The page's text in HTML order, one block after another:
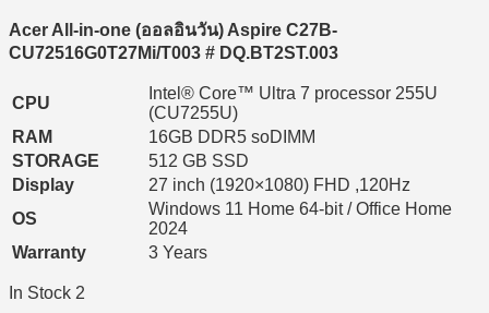
Acer All-in-one (ออลอินวัน) Aspire C27B-
CU72516G0T27Mi/T003 # DQ.BT2ST.003
CPU
Intel® Core™ Ultra 7 processor 255U
(CU7255U)
RAM
16GB DDR5 soDIMM
STORAGE
512 GB SSD
Display
27 inch (1920×1080) FHD ,120Hz
OS
Windows 11 Home 64-bit / Office Home
2024
Warranty
3 Years
In Stock 2